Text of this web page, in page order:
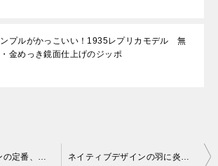
プルがかっこいい！1935レプリカモデル 無
金めっき鏡面仕上げのジッポ
ウィンターデザインの定番、舞い落ちる雪の結晶をデザインしたジッポ ネイティブデザインの羽に炎をアレンジ。アクセントのゴールドが輝くジッポ・フレアーウィング